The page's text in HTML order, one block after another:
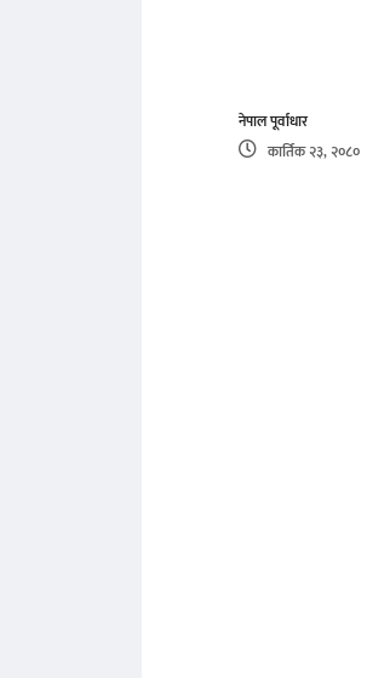
नेपाल पूर्वाधार
कार्तिक २३, २०८०